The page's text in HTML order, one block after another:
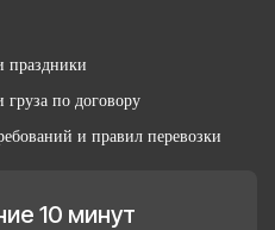
праздники
груза по договору
и правил перевозки
10 минут